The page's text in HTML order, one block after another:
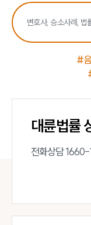
#
대륜법률
전화상담